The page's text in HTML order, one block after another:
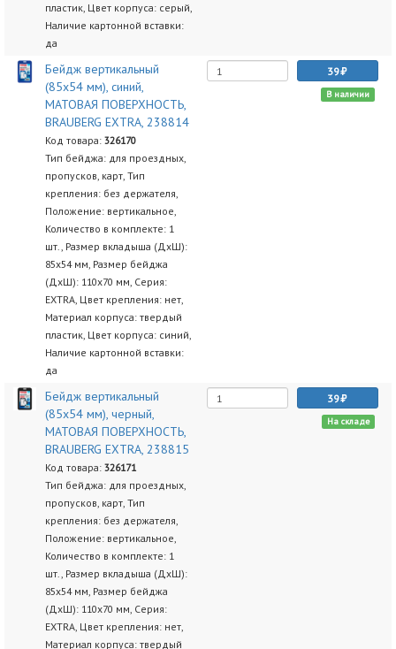
пластик, Цвет корпуса: серый,
Наличие картонной вставки:
да
Бейдж вертикальный
(85х54 мм), синий,
МАТОВАЯ ПОВЕРХНОСТЬ,
BRAUBERG EXTRA, 238814
Код товара: 326170
Тип бейджа: для проездных,
пропусков, карт, Тип
крепления: без держателя,
Положение: вертикальное,
Количество в комплекте: 1
шт., Размер вкладыша (ДхШ):
85х54 мм, Размер бейджа
(ДхШ): 110х70 мм, Серия:
EXTRA, Цвет крепления: нет,
Материал корпуса: твердый
пластик, Цвет корпуса: синий,
Наличие картонной вставки:
да
39
В наличии
Бейдж вертикальный
(85х54 мм), черный,
МАТОВАЯ ПОВЕРХНОСТЬ,
BRAUBERG EXTRA, 238815
Код товара: 326171
Тип бейджа: для проездных,
пропусков, карт, Тип
крепления: без держателя,
Положение: вертикальное,
Количество в комплекте: 1
шт., Размер вкладыша (ДхШ):
85х54 мм, Размер бейджа
(ДхШ): 110х70 мм, Серия:
EXTRA, Цвет крепления: нет,
Материал корпуса: твердый
39
На складе